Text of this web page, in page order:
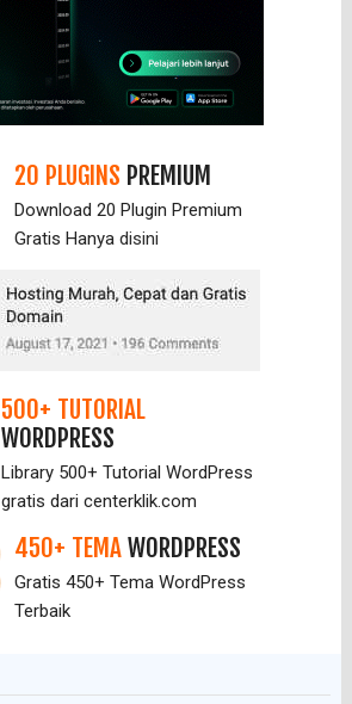
20 PLUGINS PREMIUM
Download 20 Plugin Premium
Gratis Hanya disini
500+ TUTORIAL
WORDPRESS
Library 500+ Tutorial WordPress
gratis dari centerklik.com
450+ TEMAWORDPRESS
Gratis 450+ Tema WordPress
Terbaik